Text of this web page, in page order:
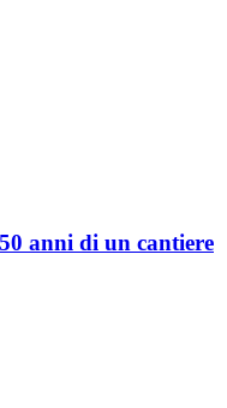
anni di un cantiere